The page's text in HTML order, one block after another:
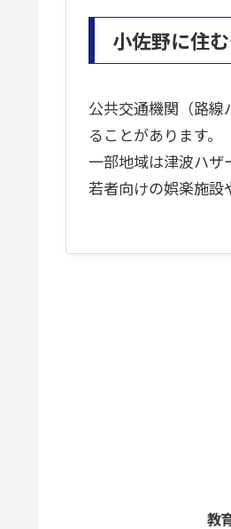
小佐野に住
公共交通機関（路線
ることがあります。
一部地域は津波ハザ
若者向けの娯楽施設